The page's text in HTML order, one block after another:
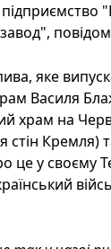
яке
Василя
храм на
стін Кремля)
це у своєму